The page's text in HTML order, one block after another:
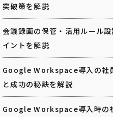
突破策を解説
会議録画の保管・活用ルール
イントを解説
Google Workspace導入の社
と成功の秘訣を解説
Google Workspace導入時の